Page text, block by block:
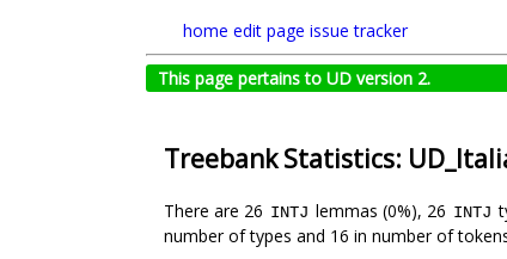
home edit page issue tracker
This page pertains to UD version 2.
Treebank Statistics:
There are 26 INTJ lemmas (0%), 26 INTJ
number of types and 16 in number of